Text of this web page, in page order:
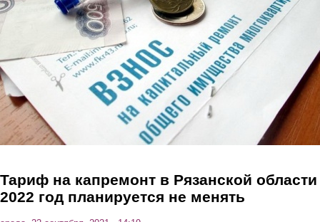
Тариф на капремонт в Рязанской
2022 год планируется не менять